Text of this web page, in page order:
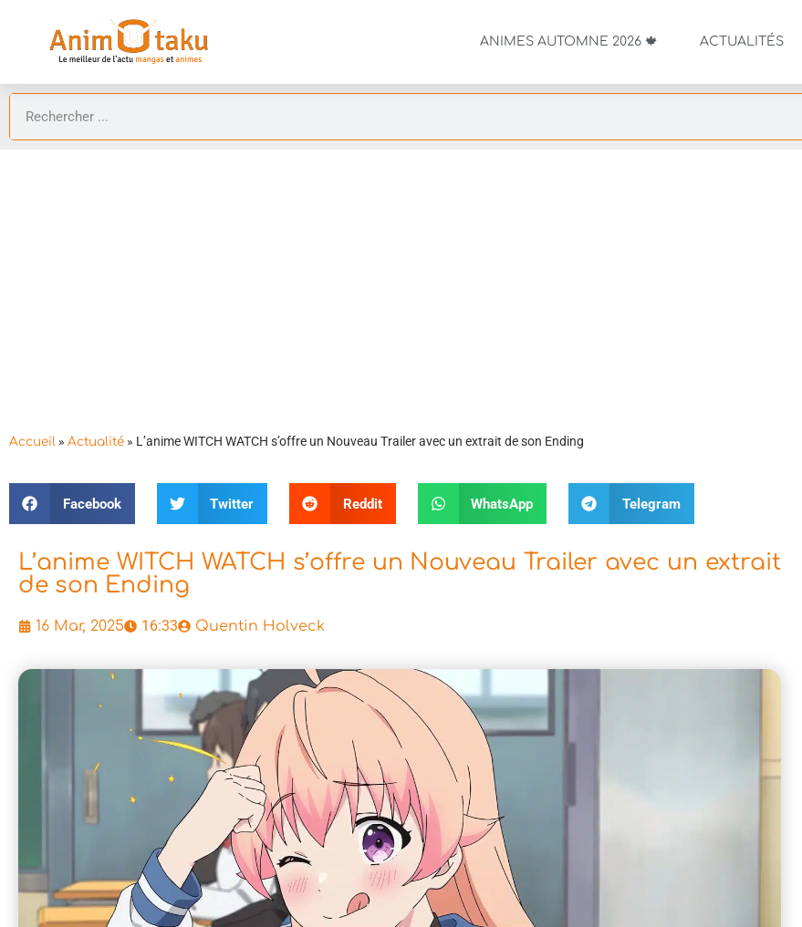
ANIMES AUTOMNE 2026 🍁 ACTUALITÉS
Accueil » Actualité » L’anime WITCH WATCH s’offre un Nouveau Trailer avec un extrait de son Ending
Facebook Twitter Reddit WhatsApp Telegram
L’anime WITCH WATCH s’offre un Nouveau Trailer avec un extrait
de son Ending
16 Mar, 2025 16:33 Quentin Holveck